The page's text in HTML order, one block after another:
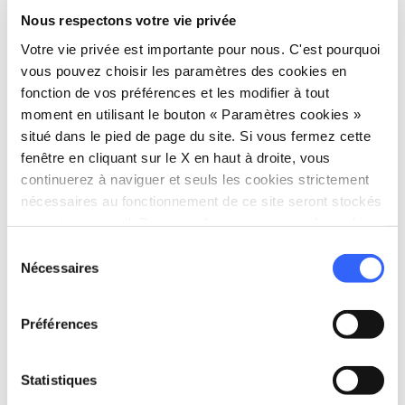
Nous respectons votre vie privée
Votre vie privée est importante pour nous. C'est pourquoi
vous pouvez choisir les paramètres des cookies en
fonction de vos préférences et les modifier à tout
moment en utilisant le bouton « Paramètres cookies »
situé dans le pied de page du site. Si vous fermez cette
fenêtre en cliquant sur le X en haut à droite, vous
continuerez à naviguer et seuls les cookies strictement
nécessaires au fonctionnement de ce site seront stockés
Nécessaires
Préférences
Statistiques
couture italienne s’installait au Palazzo Pitti.
Informations sur l'accessibilité:
feelflorence.it